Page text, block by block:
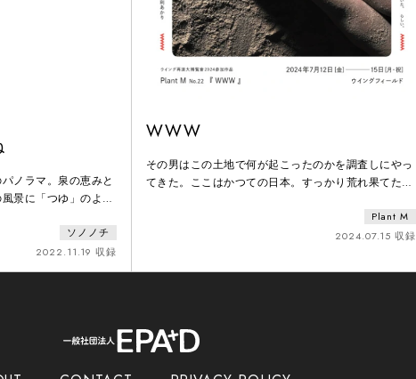
ノラマ。泉の恵みと
景に「つゆ」のよう
て、小さな舟を出し
さないと見つからない
ソノノチ
2022.11.19 収録
WWW
その男はこの土地で何が起こったのかを調査しにやっ
てきた。ここはかつての日本。すっかり荒れ果てた土
で何があったのかをその男に語り始める。 津波がや
ってきた、らしい。放射能が遠く遠くまで広がった、
らしい。しかし、この土地に最後まで住み続けた人も
Plant M
2024.07.15 収録